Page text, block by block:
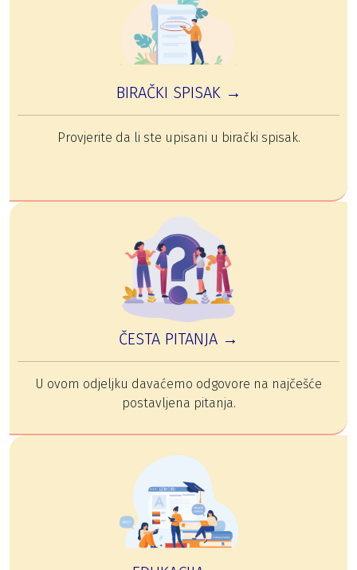
BIRAČKI SPISAK →
Provjerite da li ste upisani u birački spisak.
ČESTA PITANJA →
U ovom odjeljku davaćemo odgovore na najčešće
postavljena pitanja.